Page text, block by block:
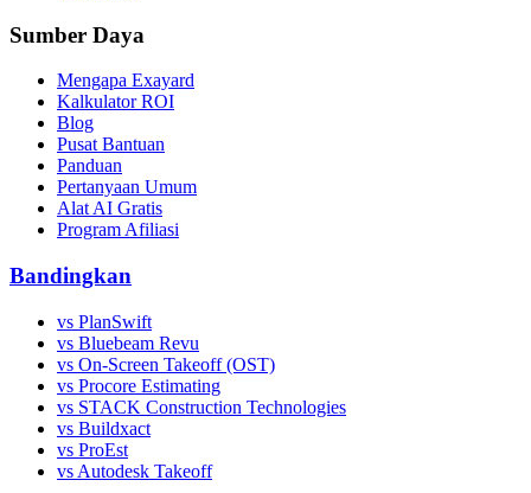
Sumber Daya
Mengapa Exayard
Kalkulator ROI
Blog
Pusat Bantuan
Panduan
Pertanyaan Umum
Alat AI Gratis
Program Afiliasi
Bandingkan
vs PlanSwift
vs Bluebeam Revu
vs On-Screen Takeoff (OST)
vs Procore Estimating
vs STACK Construction Technologies
vs Buildxact
vs ProEst
vs Autodesk Takeoff